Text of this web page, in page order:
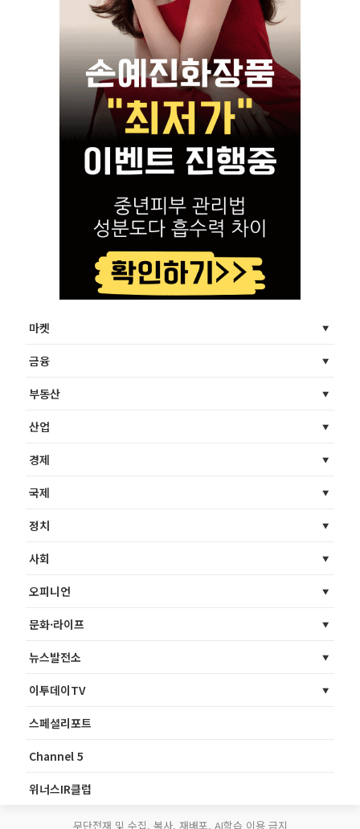
마켓
금융
부동산
산업
경제
국제
정치
사회
오피니언
문화·라이프
뉴스발전소
이투데이TV
스페셜리포트
Channel 5
위너스IR클럽
무단전재 및 수집, 복사, 재배포, AI학습 이용 금지